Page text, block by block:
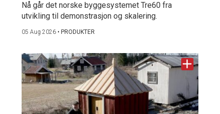
Nå går det norske byggesystemet Tre60 fra
utvikling til demonstrasjon og skalering.
05 Aug 2026 • PRODUKTER